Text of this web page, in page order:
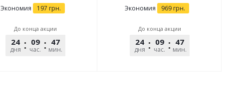
Экономия 197 грн.
До конца акции
24
дня
09
час.
47
мин.
Экономия 969 грн.
До конца акции
24
дня
09
час.
47
мин.